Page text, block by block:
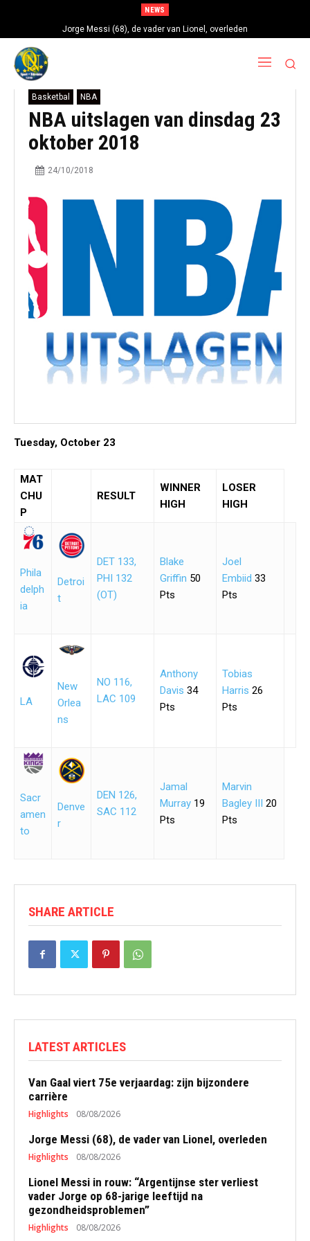
NEWS
Jorge Messi (68), de vader van Lionel, overleden
Basketbal NBA
NBA uitslagen van dinsdag 23
oktober 2018
24/10/2018
Tuesday, October 23
MAT
CHU
P
RESULT
WINNER
HIGH
LOSER
HIGH
Phila
delph
ia
Detroi
t
DET 133,
PHI 132
(OT)
Blake
Griffin 50
Pts
Joel
Embiid 33
Pts
LA
New
Orlea
ns
NO 116,
LAC 109
Anthony
Davis 34
Pts
Tobias
Harris 26
Pts
Sacr
amen
to
Denve
r
DEN 126,
SAC 112
Jamal
Murray 19
Pts
Marvin
Bagley III 20
Pts
SHARE ARTICLE
LATEST ARTICLES
Van Gaal viert 75e verjaardag: zijn bijzondere
carrière
Highlights 08/08/2026
Jorge Messi (68), de vader van Lionel, overleden
Highlights 08/08/2026
Lionel Messi in rouw: “Argentijnse ster verliest
vader Jorge op 68-jarige leeftijd na
gezondheidsproblemen”
Highlights 08/08/2026